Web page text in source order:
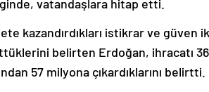
vatandaşlara hitap etti.
kazandırdıkları istikrar ve güven
belirten Erdoğan, ihracatı
57 milyona çıkardıklarını belirtti.